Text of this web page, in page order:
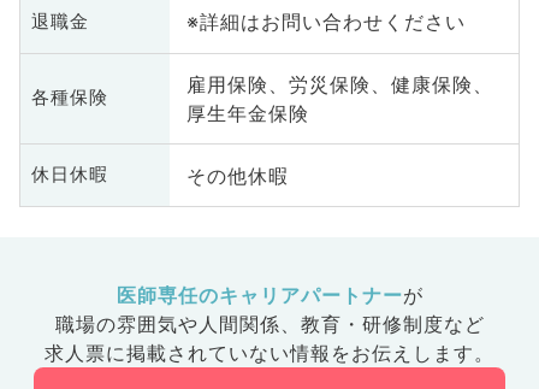
退職金 ※詳細はお問い合わせください
各種保険
雇用保険、労災保険、健康保険、
厚生年金保険
休日休暇 その他休暇
医師専任のキャリアパートナーが
職場の雰囲気や人間関係、 教育・研修制度など
求人票に掲載されていない情報をお伝えします。